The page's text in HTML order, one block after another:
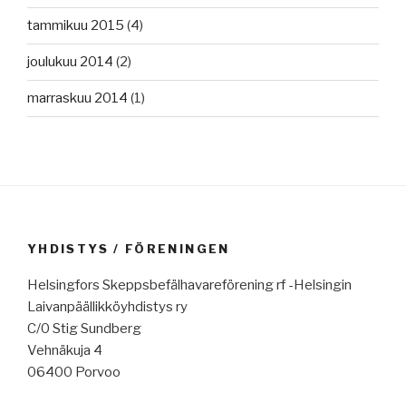
tammikuu 2015 (4)
joulukuu 2014 (2)
marraskuu 2014 (1)
YHDISTYS / FÖRENINGEN
Helsingfors Skeppsbefälhavareförening rf -Helsingin
Laivanpäällikköyhdistys ry
C/0 Stig Sundberg
Vehnäkuja 4
06400 Porvoo